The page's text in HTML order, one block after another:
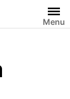
Menu